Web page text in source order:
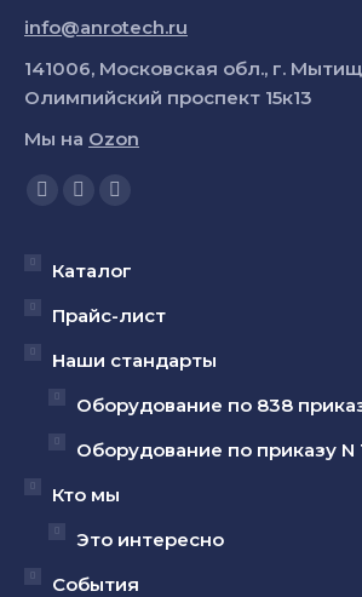
info@anrotech.ru
141006, Московская обл., г.
Олимпийский проспект 15к13
Мы на Ozon
Ищите нас:
Страница
открывается
новом
окне
Страница
открывается
новом
окне
Страница
открывается
новом
окне
Каталог
Прайс-лист
Наши стандарты
Оборудование по 838
Оборудование по приказу N
Кто мы
Это интересно
События